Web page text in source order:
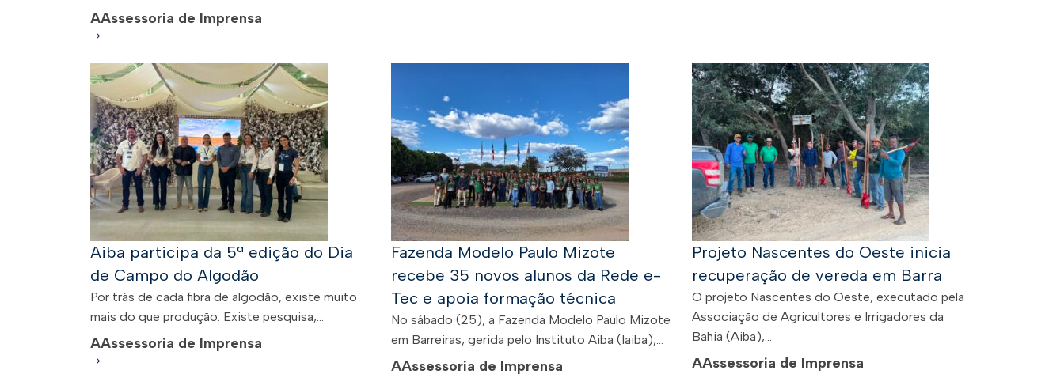
AAssessoria de Imprensa
Aiba participa da 5ª edição do Dia
de Campo do Algodão
Por trás de cada fibra de algodão, existe muito
mais do que produção. Existe pesquisa,...
AAssessoria de Imprensa
Fazenda Modelo Paulo Mizote
recebe 35 novos alunos da Rede e-
Tec e apoia formação técnica
No sábado (25), a Fazenda Modelo Paulo Mizote
em Barreiras, gerida pelo Instituto Aiba (Iaiba),...
AAssessoria de Imprensa
Projeto Nascentes do Oeste inicia
recuperação de vereda em Barra
O projeto Nascentes do Oeste, executado pela
Associação de Agricultores e Irrigadores da
Bahia (Aiba),...
AAssessoria de Imprensa